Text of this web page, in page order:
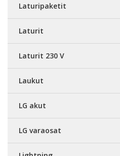
Laturipaketit
Laturit
Laturit 230 V
Laukut
LG akut
LG varaosat